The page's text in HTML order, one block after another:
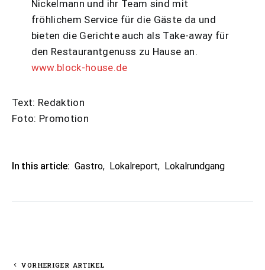
Nickelmann und ihr Team sind mit
fröhlichem Service für die Gäste da und
bieten die Gerichte auch als Take-away für
den Restaurantgenuss zu Hause an.
www.block-house.de
Text: Redaktion
Foto: Promotion
In this article: Gastro, Lokalreport, Lokalrundgang
VORHERIGER ARTIKEL